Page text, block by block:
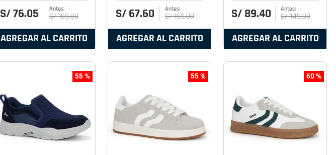
S/76.05 S/169.00
AGREGAR AL CARRITO
S/ 67.60 S/169.00
AGREGAR AL CARRITO
S/ 89.40 S/149.00
AGREGAR AL CARRITO
55 % 55 % 60 %